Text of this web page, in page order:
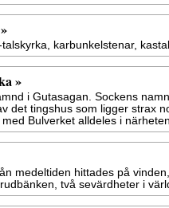
karbunkelstenar, kastal
»
i Gutasagan. Sockens
det tingshus som ligger strax
Bulverket alldeles i
medeltiden hittades på
två sevärdheter i